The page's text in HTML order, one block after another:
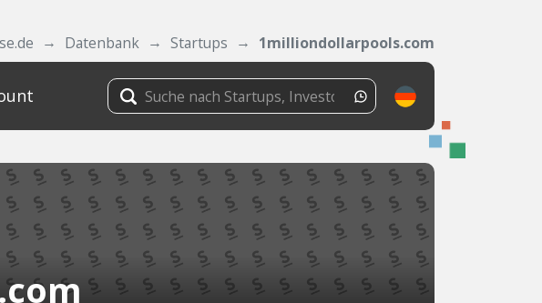
Datenbank Startups 1milliondollarpools.com